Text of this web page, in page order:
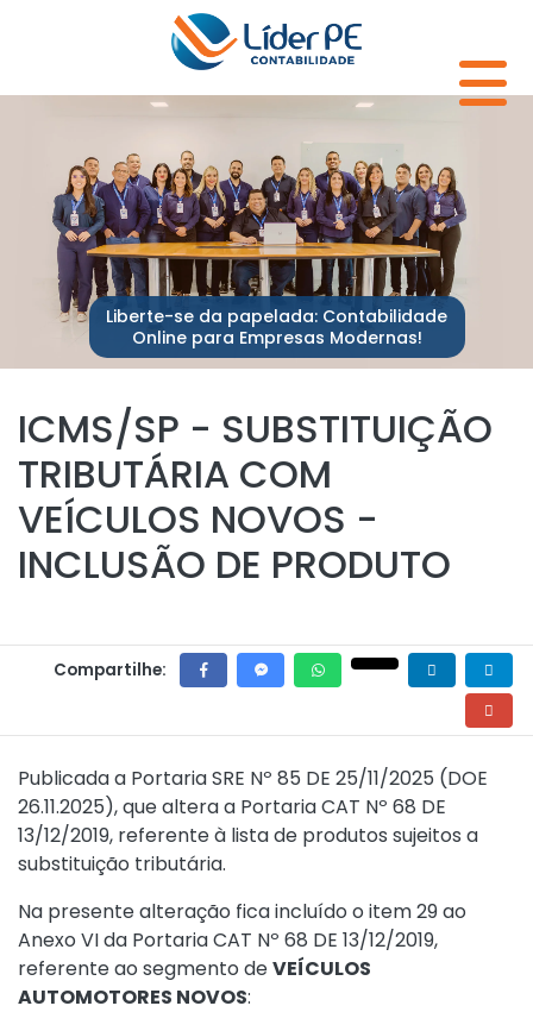
Liberte-se da papelada: Contabilidade
Online para Empresas Modernas!
ICMS/SP - SUBSTITUIÇÃO
TRIBUTÁRIA COM
VEÍCULOS NOVOS -
INCLUSÃO DE PRODUTO
Compartilhe:
Publicada a Portaria SRE Nº 85 DE 25/11/2025 (DOE
26.11.2025), que altera a Portaria CAT Nº 68 DE
13/12/2019, referente à lista de produtos sujeitos a
substituição tributária.
Na presente alteração fica incluído o item 29 ao
Anexo VI da Portaria CAT Nº 68 DE 13/12/2019,
referente ao segmento deVEÍCULOS
AUTOMOTORES NOVOS: